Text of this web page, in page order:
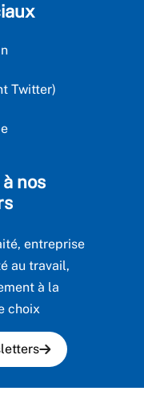
Twitter)
nos
entreprise
au travail,
à la
choix